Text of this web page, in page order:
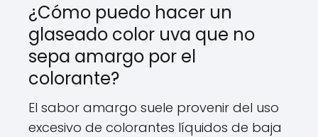
¿Cómo puedo hacer un
glaseado color uva que no
sepa amargo por el
colorante?
El sabor amargo suele provenir del uso
excesivo de colorantes líquidos de baja